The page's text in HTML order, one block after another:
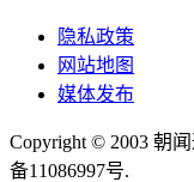
隐私政策
网站地图
媒体发布
Copyright © 2003 朝
备11086997号.